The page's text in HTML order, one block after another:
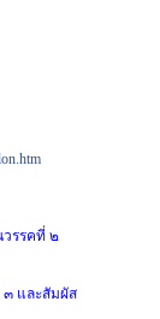
รรคที่ ๒
๓ และสัมผัส